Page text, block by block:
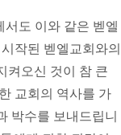
도 이와 같은 벧엘
작된 벧엘교회와의
켜오신 것이 참 큰
교회의 역사를 가
박수를 보내드립니